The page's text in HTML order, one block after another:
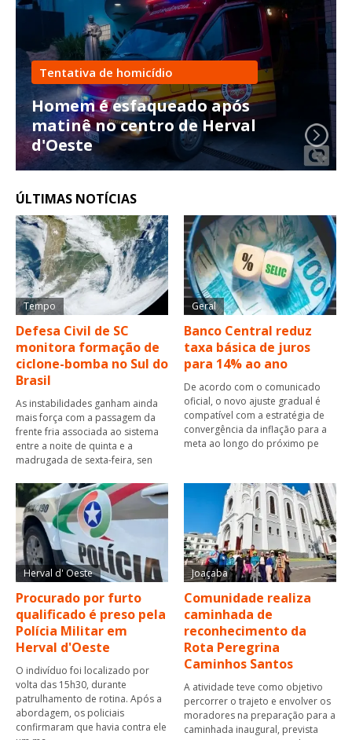
Tentativa de homicídio
Homem é esfaqueado após
matinê no centro de Herval
d'Oeste
ÚLTIMAS NOTÍCIAS
Tempo
Defesa Civil de SC
monitora formação de
ciclone-bomba no Sul do
Brasil
As instabilidades ganham ainda
mais força com a passagem da
frente fria associada ao sistema
entre a noite de quinta e a
madrugada de sexta-feira, sen
Geral
Banco Central reduz
taxa básica de juros
para 14% ao ano
De acordo com o comunicado
oficial, o novo ajuste gradual é
compatível com a estratégia de
convergência da inflação para a
meta ao longo do próximo pe
Herval d' Oeste
Procurado por furto
qualificado é preso pela
Polícia Militar em
Herval d'Oeste
O indivíduo foi localizado por
volta das 15h30, durante
patrulhamento de rotina. Após a
abordagem, os policiais
confirmaram que havia contra ele
Joaçaba
Comunidade realiza
caminhada de
reconhecimento da
Rota Peregrina
Caminhos Santos
A atividade teve como objetivo
percorrer o trajeto e envolver os
moradores na preparação para a
caminhada inaugural, prevista